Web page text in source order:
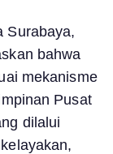
Surabaya,
bahwa
mekanisme
Pusat
dilalui